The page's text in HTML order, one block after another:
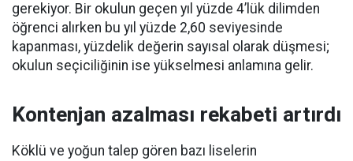
gerekiyor. Bir okulun geçen yıl yüzde 4’lük dilimden
öğrenci alırken bu yıl yüzde 2,60 seviyesinde
kapanması, yüzdelik değerin sayısal olarak düşmesi;
okulun seçiciliğinin ise yükselmesi anlamına gelir.
Kontenjan azalması rekabeti artırdı
Köklü ve yoğun talep gören bazı liselerin